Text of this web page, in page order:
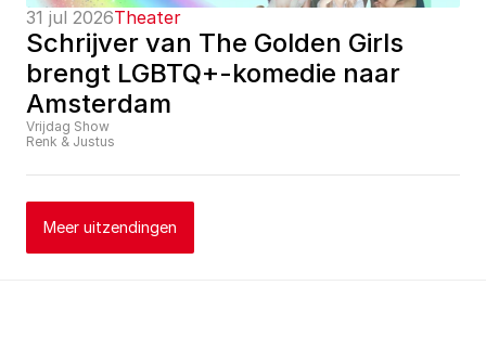
31 jul 2026Theater
Schrijver van The Golden Girls
brengt LGBTQ+-komedie naar
Amsterdam
Vrijdag Show
Renk & Justus
Meer uitzendingen